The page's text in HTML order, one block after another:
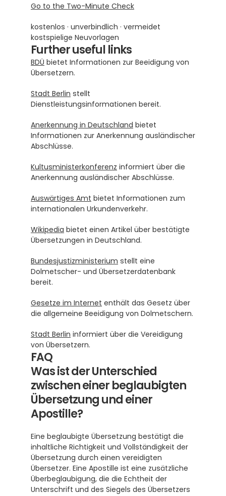
Go to the Two-Minute Check
kostenlos · unverbindlich · vermeidet
kostspielige Neuvorlagen
Further useful links
BDÜ bietet Informationen zur Beeidigung von
Übersetzern.
Stadt Berlin stellt
Dienstleistungsinformationen bereit.
Anerkennung in Deutschland bietet
Informationen zur Anerkennung ausländischer
Abschlüsse.
Kultusministerkonferenz informiert über die
Anerkennung ausländischer Abschlüsse.
Auswärtiges Amt bietet Informationen zum
internationalen Urkundenverkehr.
Wikipedia bietet einen Artikel über bestätigte
Übersetzungen in Deutschland.
Bundesjustizministerium stellt eine
Dolmetscher- und Übersetzerdatenbank
bereit.
Gesetze im Internet enthält das Gesetz über
die allgemeine Beeidigung von Dolmetschern.
Stadt Berlin informiert über die Vereidigung
von Übersetzern.
FAQ
Was ist der Unterschied
zwischen einer beglaubigten
Übersetzung und einer
Apostille?
Eine beglaubigte Übersetzung bestätigt die
inhaltliche Richtigkeit und Vollständigkeit der
Übersetzung durch einen vereidigten
Übersetzer. Eine Apostille ist eine zusätzliche
Überbeglaubigung, die die Echtheit der
Unterschrift und des Siegels des Übersetzers